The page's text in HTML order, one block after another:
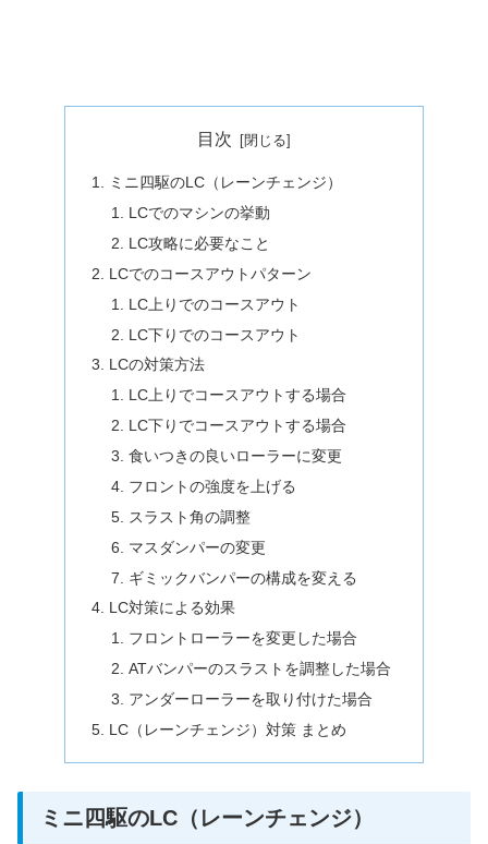
目次
ミニ四駆のLC（レーンチェンジ）
LCでのマシンの挙動
LC攻略に必要なこと
LCでのコースアウトパターン
LC上りでのコースアウト
LC下りでのコースアウト
LCの対策方法
LC上りでコースアウトする場合
LC下りでコースアウトする場合
食いつきの良いローラーに変更
フロントの強度を上げる
スラスト角の調整
マスダンパーの変更
ギミックバンパーの構成を変える
LC対策による効果
フロントローラーを変更した場合
ATバンパーのスラストを調整した場合
アンダーローラーを取り付けた場合
LC（レーンチェンジ）対策 まとめ
ミニ四駆のLC（レーンチェンジ）